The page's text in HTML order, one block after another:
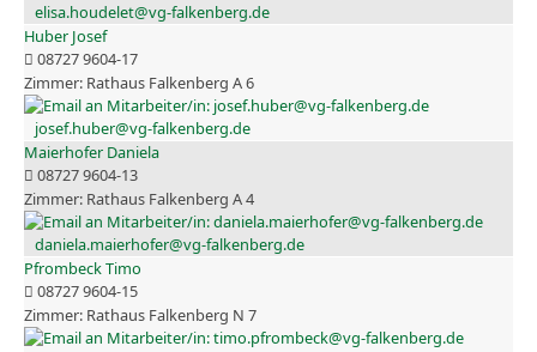
elisa.houdelet@vg-falkenberg.de
Huber Josef
08727 9604-17
Rathaus Falkenberg A 6
josef.huber@vg-falkenberg.de
Maierhofer Daniela
08727 9604-13
Rathaus Falkenberg A 4
daniela.maierhofer@vg-falkenberg.de
Pfrombeck Timo
08727 9604-15
Rathaus Falkenberg N 7